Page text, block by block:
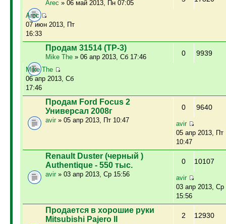
Arec » 06 май 2013, Пн 07:05
Arec
07 июн 2013, Пт
16:33
Продам 31514 (ТР-3)
Mike The» 06 апр 2013, Сб 17:46 0 9939
Mike The
06 апр 2013, Сб
17:46
Продам Ford Focus 2
Универсал 2008г
avir» 05 апр 2013, Пт 10:47
0 9640
avir
05 апр 2013, Пт
10:47
Renault Duster (черный )
Authentique - 550 тыс.
avir» 03 апр 2013, Ср 15:56
0 10107
avir
03 апр 2013, Ср
15:56
Продается в хорошие руки
Mitsubishi Pajero II
2 12930